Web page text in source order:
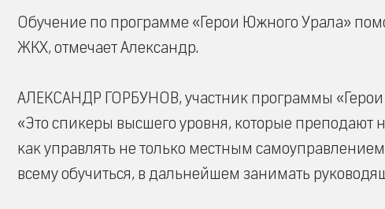
Обучение по программе «Герои Южного Урала»
ЖКХ, отмечает Александр.
АЛЕКСАНДР ГОРБУНОВ, участник программы
«Это спикеры высшего уровня, которые преподают
как управлять не только местным
всему обучиться, в дальнейшем занимать